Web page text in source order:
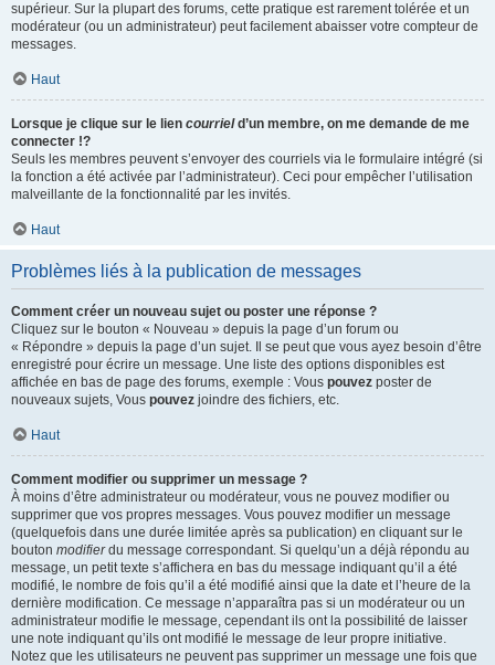
supérieur. Sur la plupart des forums, cette pratique est rarement tolérée et un
modérateur (ou un administrateur) peut facilement abaisser votre compteur de
messages.
Haut
Lorsque je clique sur le lien courrield’un membre, on me demande de me
connecter !?
Seuls les membres peuvent s’envoyer des courriels via le formulaire intégré (si
la fonction a été activée par l’administrateur). Ceci pour empêcher l’utilisation
malveillante de la fonctionnalité par les invités.
Haut
Problèmes liés à la publication de messages
Comment créer un nouveau sujet ou poster une réponse ?
Cliquez sur le bouton « Nouveau » depuis la page d’un forum ou
« Répondre » depuis la page d’un sujet. Il se peut que vous ayez besoin d’être
enregistré pour écrire un message. Une liste des options disponibles est
affichée en bas de page des forums, exemple : Vous pouvez poster de
nouveaux sujets, Vous pouvez joindre des fichiers, etc.
Haut
Comment modifier ou supprimer un message ?
À moins d’être administrateur ou modérateur, vous ne pouvez modifier ou
supprimer que vos propres messages. Vous pouvez modifier un message
(quelquefois dans une durée limitée après sa publication) en cliquant sur le
bouton modifierdu message correspondant. Si quelqu’un a déjà répondu au
message, un petit texte s’affichera en bas du message indiquant qu’il a été
modifié, le nombre de fois qu’il a été modifié ainsi que la date et l’heure de la
dernière modification. Ce message n’apparaîtra pas si un modérateur ou un
administrateur modifie le message, cependant ils ont la possibilité de laisser
une note indiquant qu’ils ont modifié le message de leur propre initiative.
Notez que les utilisateurs ne peuvent pas supprimer un message une fois que